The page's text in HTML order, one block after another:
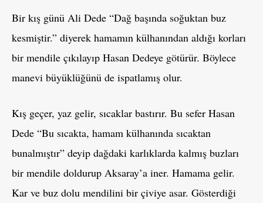
Bir kış günü Ali Dede “Dağ başında soğuktan buz
kesmiştir.” diyerek hamamın külhanından aldığı korları
bir mendile çıkılayıp Hasan Dedeye götürür. Böylece
manevi büyüklüğünü de ispatlamış olur.
Kış geçer, yaz gelir, sıcaklar bastırır. Bu sefer Hasan
Dede “Bu sıcakta, hamam külhanında sıcaktan
bunalmıştır” deyip dağdaki karlıklarda kalmış buzları
bir mendile doldurup Aksaray’a iner. Hamama gelir.
Kar ve buz dolu mendilini bir çiviye asar. Gösterdiği